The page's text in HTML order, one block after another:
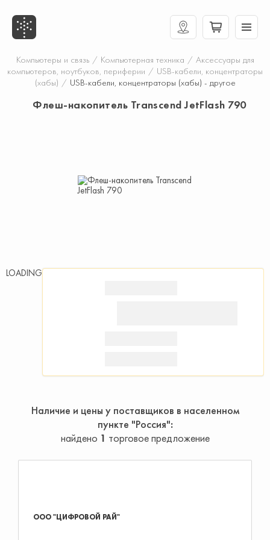
Компьютеры и связь / Компьютерная техника / Аксессуары для
компьютеров, ноутбуков, периферии / USB-кабели, концентраторы
(хабы) / USB-кабели, концентраторы (хабы) - другое
Флеш-накопитель Transcend JetFlash 790
LOADING
Наличие и цены у поставщиков в населенном
пункте "Россия"
найдено 1 торговое предложение
ООО "ЦИФРОВОЙ РАЙ"